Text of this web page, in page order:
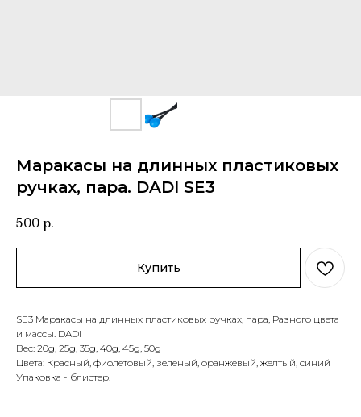
Маракасы на длинных пластиковых
ручках, пара. DADI SE3
500р.
Купить
SE3 Маракасы на длинных пластиковых ручках, пара, Разного цвета
и массы. DADI
Вес: 20g, 25g, 35g, 40g, 45g, 50g
Цвета: Красный, фиолетовый, зеленый, оранжевый, желтый, синий
Упаковка - блистер.